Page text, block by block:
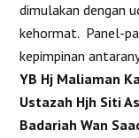
dimulakan dengan
kehormat. Panel-
kepimpinan
YB Hj Maliaman
Ustazah Hjh Siti
Badariah Wan